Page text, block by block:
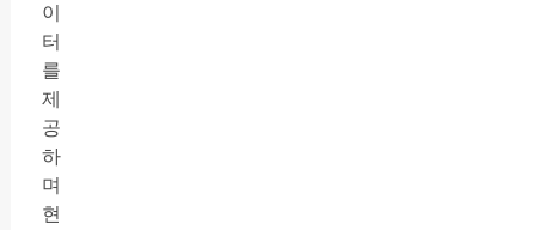
이
터
를
제
공
하
며
현